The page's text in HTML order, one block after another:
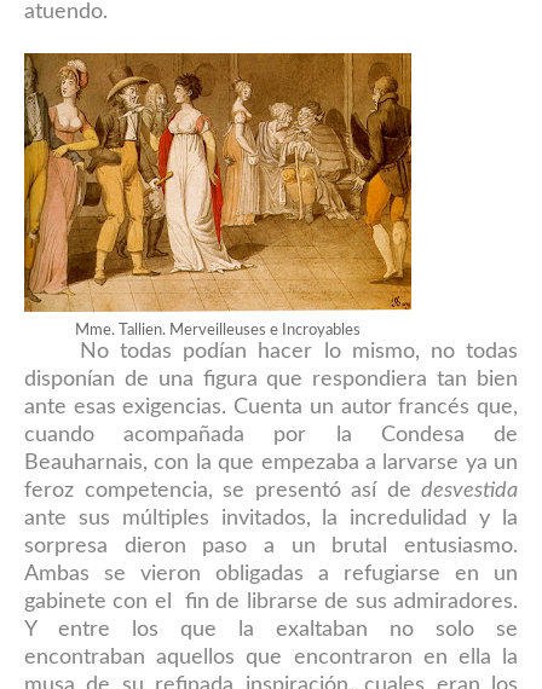
atuendo.
Mme. Tallien. Merveilleuses e Incroyables
No todas podían hacer lo mismo, no todas
disponían de una figura que respondiera tan bien
ante esas exigencias. Cuenta un autor francés que,
cuando acompañada por la Condesa de
Beauharnais, con la que empezaba a larvarse ya un
feroz competencia, se presentó así de desvestida
ante sus múltiples invitados,
la incredulidad y la
sorpresa dieron paso a un brutal entusiasmo.
Ambas se vieron obligadas a refugiarse en un
gabinete con el fin de librarse de sus admiradores.
Y entre los que la exaltaban no solo se
encontraban aquellos que encontraron en ella la